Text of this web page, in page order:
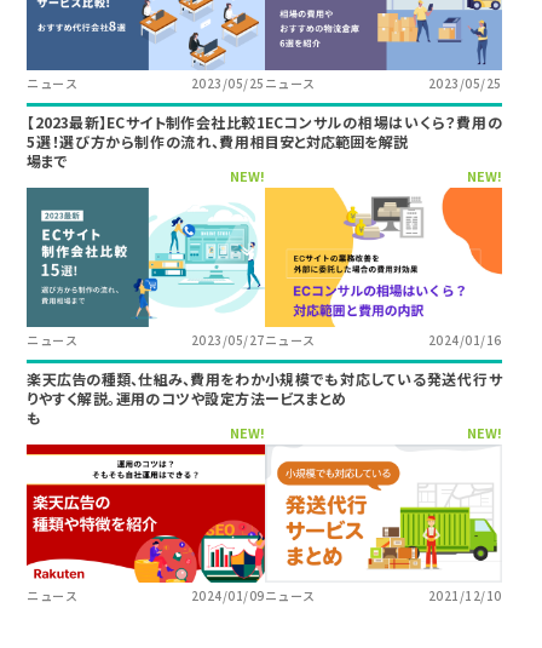
ニュース 2023/05/25 ニュース 2023/05/25
【2023最新】ECサイト制作会社比較1
5選！選び方から制作の流れ、費用相
場まで
NEW!
ニュース 2023/05/27
ECコンサルの相場はいくら？費用の
目安と対応範囲を解説
NEW!
ニュース 2024/01/16
楽天広告の種類、仕組み、費用をわか
りやすく解説。運用のコツや設定方法
も
NEW!
ニュース 2024/01/09
小規模でも対応している発送代行サ
ービスまとめ
NEW!
ニュース 2021/12/10